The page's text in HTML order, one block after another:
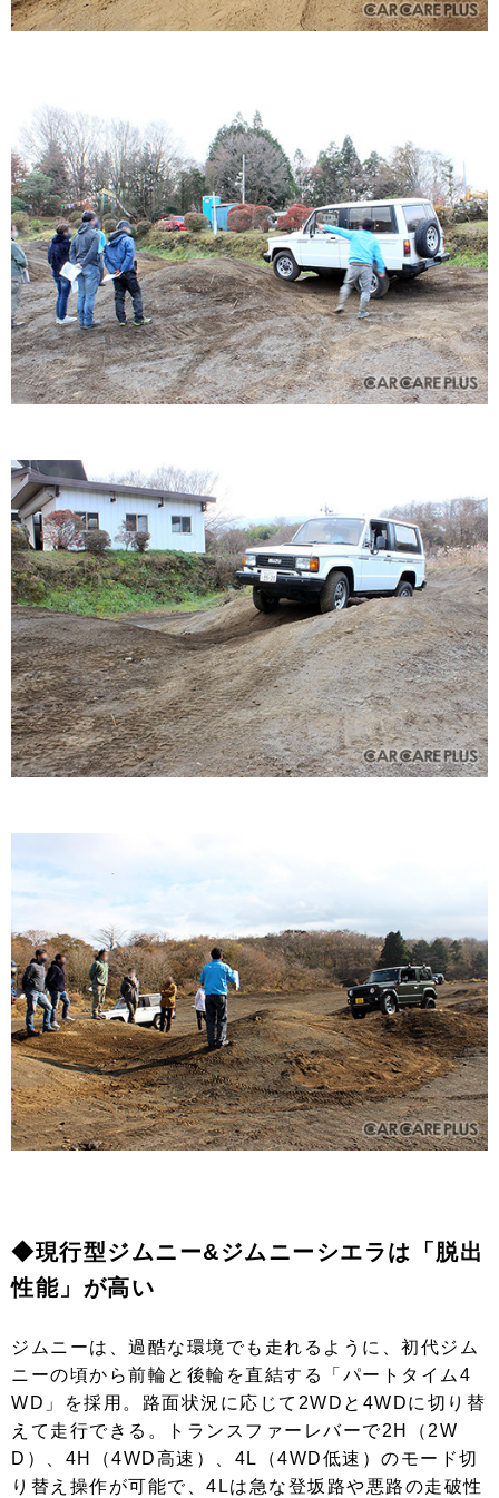
◆現行型ジムニー&ジムニーシエラは「脱出
性能」が高い
ジムニーは、過酷な環境でも走れるように、初代ジム
ニーの頃から前輪と後輪を直結する「パートタイム4
WD」を採用。路面状況に応じて2WDと4WDに切り替
えて走行できる。トランスファーレバーで2H（2W
D）、4H（4WD高速）、4L（4WD低速）のモード切
り替え操作が可能で、4Lは急な登坂路や悪路の走破性